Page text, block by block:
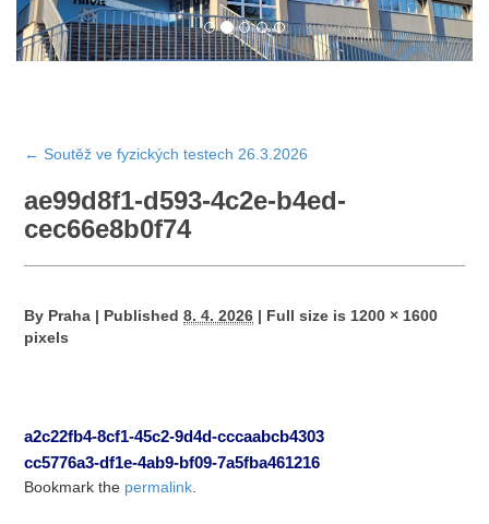
← Soutěž ve fyzických testech 26.3.2026
ae99d8f1-d593-4c2e-b4ed-
cec66e8b0f74
By Praha | Published 8. 4. 2026 | Full size is 1200 × 1600
pixels
a2c22fb4-8cf1-45c2-9d4d-cccaabcb4303
cc5776a3-df1e-4ab9-bf09-7a5fba461216
Bookmark the permalink